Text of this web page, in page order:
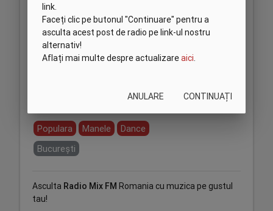
link.
Faceți clic pe butonul "Continuare" pentru a
asculta acest post de radio pe link-ul nostru
alternativ!
Aflați mai multe despre actualizareaici.
ANULARE CONTINUAȚI
Populara Manele
Dance
București
Asculta Radio Mix FM Romania cu muzica pe gustul
tau!